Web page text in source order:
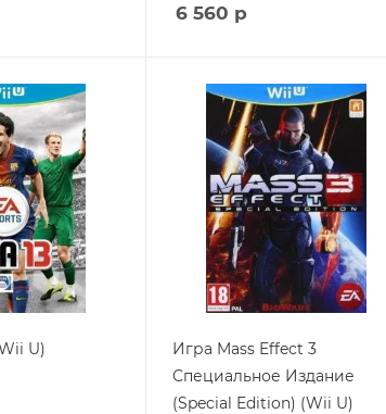
6 560 р
U)
Игра Mass Effect 3
Специальное Издание
(Special Edition) (Wii U)